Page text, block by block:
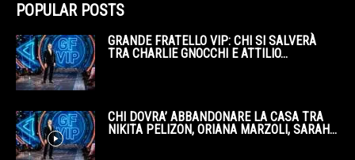
POPULAR POSTS
GRANDE FRATELLO VIP: CHI SI SALVERÀ
TRA CHARLIE GNOCCHI E ATTILIO...
CHI DOVRA’ ABBANDONARE LA CASA TRA
NIKITA PELIZON, ORIANA MARZOLI, SARAH...